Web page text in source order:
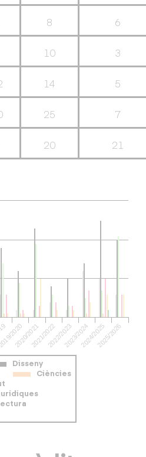
8 6
10 3
14 5
25 7
20 21
Disseny
Ciències
2020
2020/20212021/20222022/20232023/20242024/20252025/2026